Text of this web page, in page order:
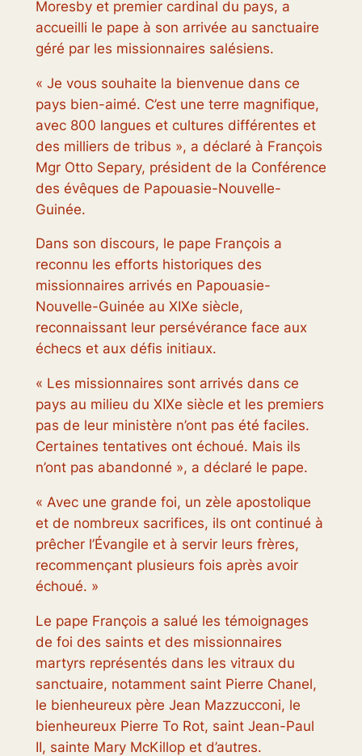
Moresby et premier cardinal du pays, a
accueilli le pape à son arrivée au sanctuaire
géré par les missionnaires salésiens.
« Je vous souhaite la bienvenue dans ce
pays bien-aimé. C’est une terre magnifique,
avec 800 langues et cultures différentes et
des milliers de tribus », a déclaré à François
Mgr Otto Separy, président de la Conférence
des évêques de Papouasie-Nouvelle-
Guinée.
Dans son discours, le pape François a
reconnu les efforts historiques des
missionnaires arrivés en Papouasie-
Nouvelle-Guinée au XIXe siècle,
reconnaissant leur persévérance face aux
échecs et aux défis initiaux.
« Les missionnaires sont arrivés dans ce
pays au milieu du XIXe siècle et les premiers
pas de leur ministère n’ont pas été faciles.
Certaines tentatives ont échoué. Mais ils
n’ont pas abandonné », a déclaré le pape.
« Avec une grande foi, un zèle apostolique
et de nombreux sacrifices, ils ont continué à
prêcher l’Évangile et à servir leurs frères,
recommençant plusieurs fois après avoir
échoué. »
Le pape François a salué les témoignages
de foi des saints et des missionnaires
martyrs représentés dans les vitraux du
sanctuaire, notamment saint Pierre Chanel,
le bienheureux père Jean Mazzucconi, le
bienheureux Pierre To Rot, saint Jean-Paul
II, sainte Mary McKillop et d’autres.